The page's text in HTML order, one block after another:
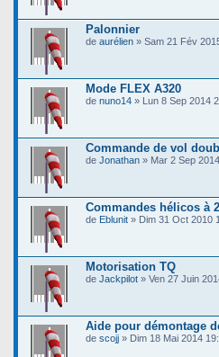
Palonnier
de aurélien » Sam 21 Fév
Mode FLEX A320
de nuno14 » Lun 8 Sep 2014
Commande de vol
de Jonathan » Mar 2 Sep
Commandes hélicos à
de Eblunit » Dim 31 Oct 2010
Motorisation TQ
de Jackpilot » Ven 27 Juin
Aide pour démontage
de scojj » Dim 18 Mai 2014